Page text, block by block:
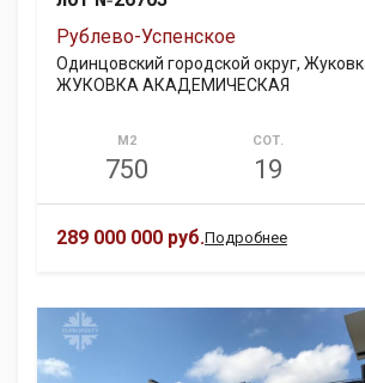
Рублево-Успенское
Одинцовский городской округ,
ЖУКОВКА АКАДЕМИЧЕСКАЯ
М2
750
СОТ.
19
289 000 000 руб.Подробнее